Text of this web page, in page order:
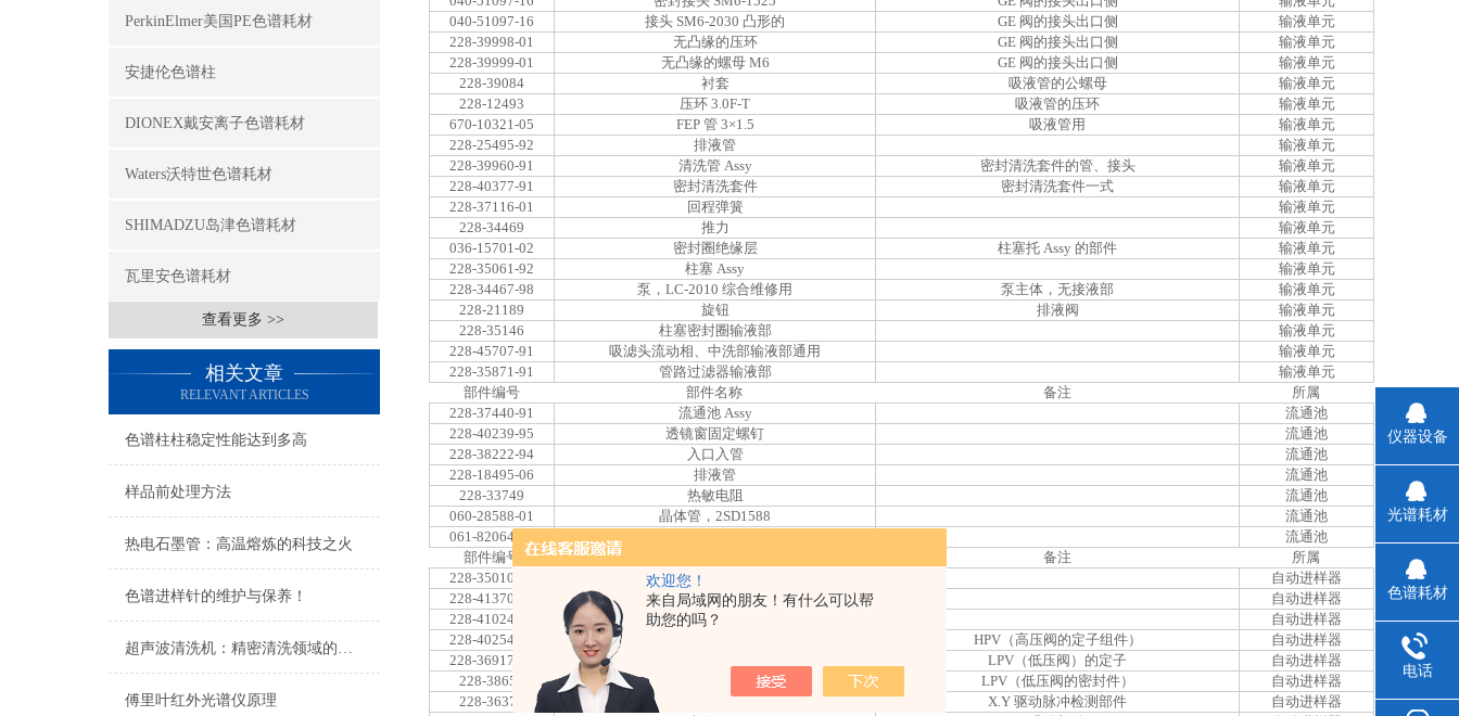
欢迎您！
来自局域网的朋友！有什么可以帮
助您的吗？
PerkinElmer美国PE色谱耗材
安捷伦色谱柱
DIONEX戴安离子色谱耗材
Waters沃特世色谱耗材
SHIMADZU岛津色谱耗材
瓦里安色谱耗材
查看更多 >>
相关文章
RELEVANT ARTICLES
色谱柱柱稳定性能达到多高
样品前处理方法
热电石墨管：高温熔炼的科技之火
色谱进样针的维护与保养！
超声波清洗机：精密清洗领域的静音能手
傅里叶红外光谱仪原理
040-51097-16
接头 SM6-2030 凸形的 GE 阀的接头出口侧
输液单元
228-39998-01
无凸缘的压环 GE 阀的接头出口侧
输液单元
228-39999-01
无凸缘的螺母 M6 GE 阀的接头出口侧
输液单元
228-39084
衬套 吸液管的公螺母
输液单元
228-12493
压环 3.0F-T 吸液管的压环
输液单元
670-10321-05
FEP 管 3×1.5 吸液管用
输液单元
228-25495-92
排液管
输液单元
228-39960-91
清洗管 Assy 密封清洗套件的管、接头
输液单元
228-40377-91
密封清洗套件 密封清洗套件一式
输液单元
228-37116-01
回程弹簧
输液单元
228-34469
推力
输液单元
036-15701-02
密封圈绝缘层 柱塞托 Assy 的部件
输液单元
228-35061-92
柱塞 Assy
输液单元
228-34467-98
泵，LC-2010 综合维修用 泵主体，无接液部
输液单元
228-21189
旋钮 排液阀
输液单元
228-35146
柱塞密封圈输液部
输液单元
228-45707-91
吸滤头流动相、中洗部输液部通用
输液单元
228-35871-91
管路过滤器输液部
输液单元
部件编号
部件名称 备注
所属
228-37440-91
流通池 Assy
流通池
228-40239-95
透镜窗固定螺钉
流通池
228-38222-94
入口入管
流通池
228-18495-06
排液管
流通池
228-33749
热敏电阻
流通池
060-28588-01
晶体管，2SD1588
流通池
061-82064-13
流通池
部件编号
备注
所属
228-35010-91
计量泵用柱塞 Assy
自动进样器
228-41370-91
定量环
自动进样器
228-41024-91
针
自动进样器
228-40254-91
HPV（高压阀的定子组件）
自动进样器
228-36917-01
LPV（低压阀）的定子
自动进样器
228-38654
LPV（低压阀的密封件）
自动进样器
228-36376
X.Y 驱动脉冲检测部件
自动进样器
仪器设备
光谱耗材
色谱耗材
电话